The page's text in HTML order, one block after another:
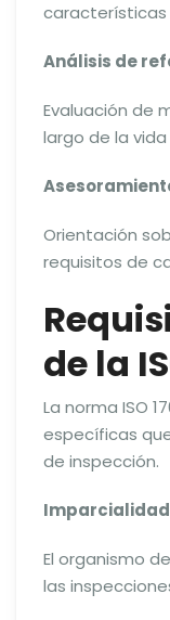
características
Análisis de
Evaluación de
largo de la
Orientación
requisitos de
de la
La norma ISO
específicas
de inspección.
El organismo
las